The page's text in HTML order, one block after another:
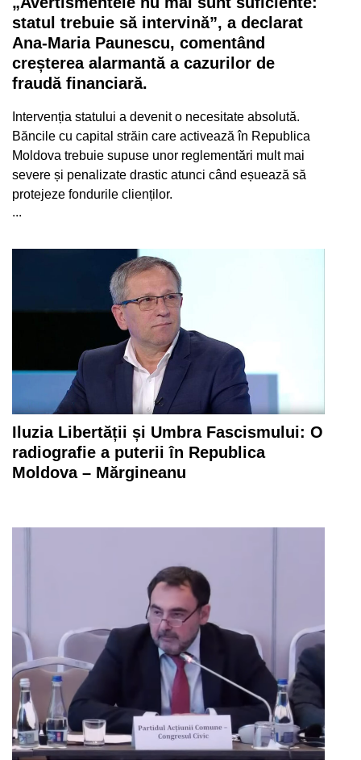
statul trebuie să intervină”, a declarat
Ana-Maria Paunescu, comentând
creșterea alarmantă a cazurilor de
fraudă financiară.
Intervenția statului a devenit o necesitate absolută.
Băncile cu capital străin care activează în Republica
Moldova trebuie supuse unor reglementări mult mai
severe și penalizate drastic atunci când eșuează să
protejeze fondurile clienților.
...
Iluzia Libertății și Umbra Fascismului: O
radiografie a puterii în Republica
Moldova – Mărgineanu